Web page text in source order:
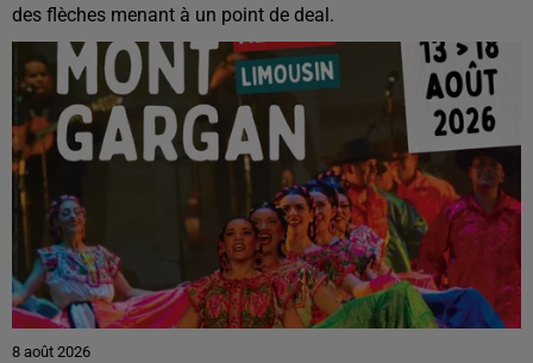
des flèches menant à un point de deal.
8 août 2026